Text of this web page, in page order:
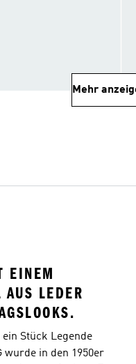
Mehr
EINEM
AUS LEDER
ein Stück Legende
wurde in den 1950er